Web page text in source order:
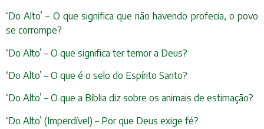
‘Do Alto’ – O que significa que não havendo profecia, o povo
se corrompe?
‘Do Alto’ – O que significa ter temor a Deus?
‘Do Alto’ – O que é o selo do Espírito Santo?
‘Do Alto’ – O que a Bíblia diz sobre os animais de estimação?
‘Do Alto’ (Imperdível) – Por que Deus exige fé?